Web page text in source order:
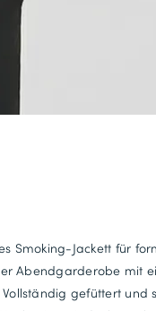
Smoking-Jackett für
Abendgarderobe mit
gefüttert und